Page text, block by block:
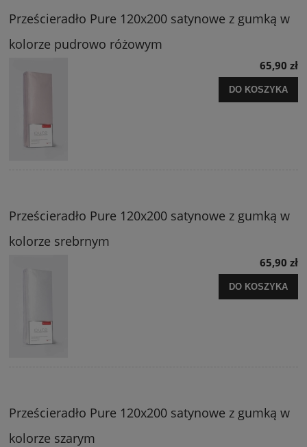
Prześcieradło Pure 120x200 satynowe z gumką w
kolorze pudrowo różowym
65,90 zł
DO KOSZYKA
Prześcieradło Pure 120x200 satynowe z gumką w
kolorze srebrnym
65,90 zł
DO KOSZYKA
Prześcieradło Pure 120x200 satynowe z gumką w
kolorze szarym